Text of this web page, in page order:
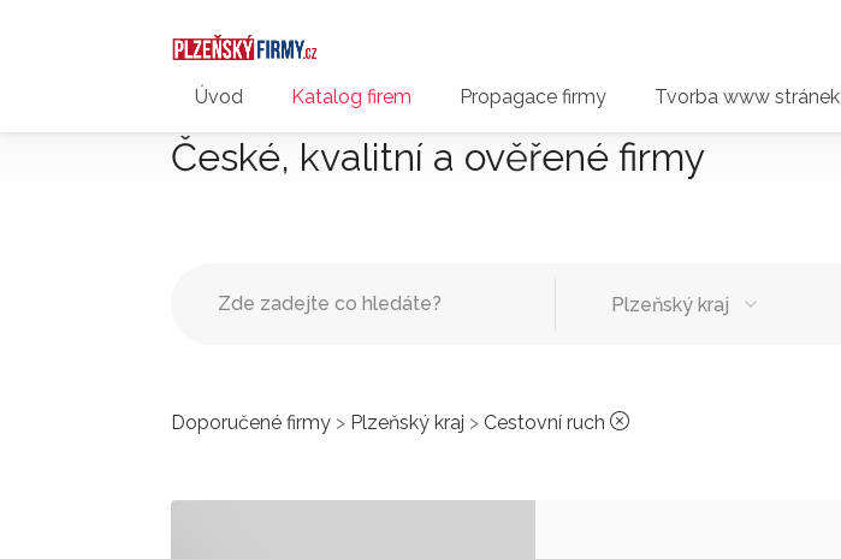
Úvod Katalog firem Propagace firmy Tvorba www stránek
České, kvalitní a ověřené firmy
Plzeňský kraj
Doporučené firmy > Plzeňský kraj > Cestovní ruch